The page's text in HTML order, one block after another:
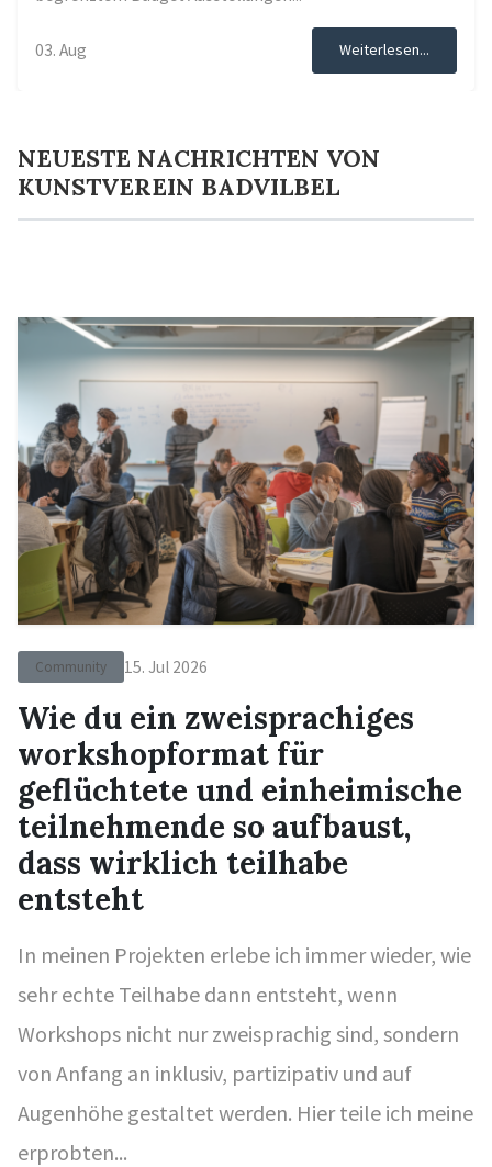
03. Aug Weiterlesen...
NEUESTE NACHRICHTEN VON
KUNSTVEREIN BADVILBEL
Community 15. Jul 2026
Wie du ein zweisprachiges
workshopformat für
geflüchtete und einheimische
teilnehmende so aufbaust,
dass wirklich teilhabe
entsteht
In meinen Projekten erlebe ich immer wieder, wie
sehr echte Teilhabe dann entsteht, wenn
Workshops nicht nur zweisprachig sind, sondern
von Anfang an inklusiv, partizipativ und auf
Augenhöhe gestaltet werden. Hier teile ich meine
erprobten...